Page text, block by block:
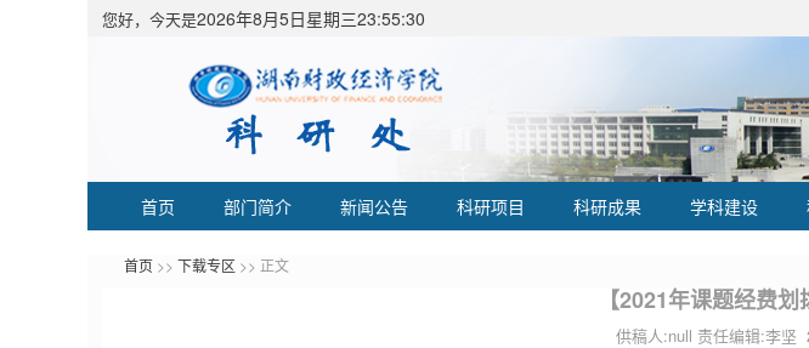
您好，今天是2026年8月5日星期三23:55:31
首页 部门简介 新闻公告 科研项目 科研成果 学科建设
首页 >> 下载专区 >> 正文
【2021年课题经费
供稿人:null 责任编辑:李坚